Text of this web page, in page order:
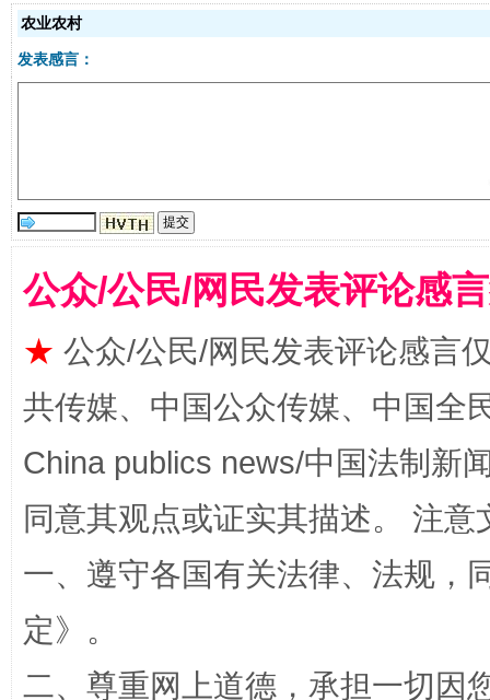
全民健身五年计划来了！等你上场
农业农村
发表感言：
公众/公民/网民发表评论感
★ 公众/公民/网民发表评论感言
共传媒、中国公众传媒、中国全
China publics news/中国法制新
同意其观点或证实其描述。 注
一、遵守各国有关法律、法规，
定》。
二、尊重网上道德，承担一切因